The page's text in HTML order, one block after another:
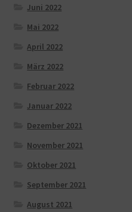
Juni 2022
Mai 2022
April 2022
März 2022
Februar 2022
Januar 2022
Dezember 2021
November 2021
Oktober 2021
September 2021
August 2021